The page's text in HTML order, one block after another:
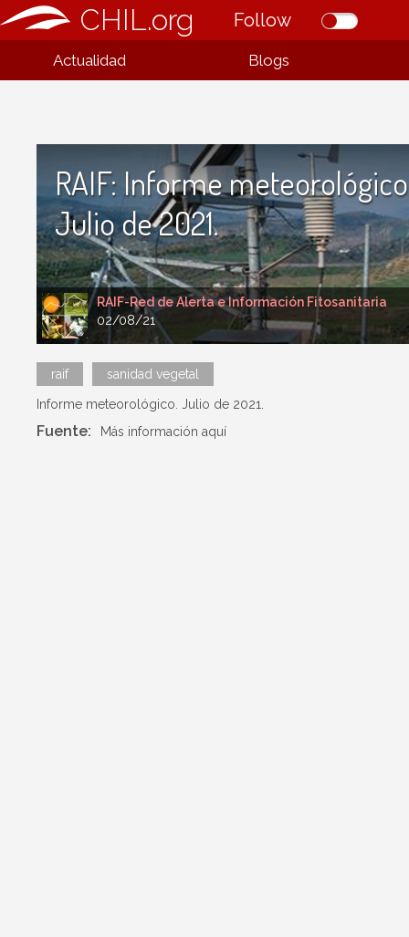
CHIL.org Follow
Actualidad Blogs
RAIF-Red de Alerta e Información Fitosanitaria
02/08/21
RAIF: Informe
Julio de 2021.
raif sanidad vegetal
Informe meteorológico. Julio de 2021.
Fuente: Más información aquí